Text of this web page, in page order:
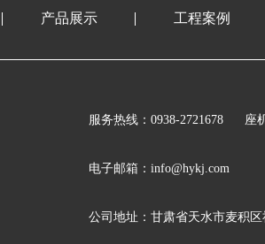
产品展示 工程案例
服务热线：0938-2721678 座
电子邮箱：info@hykj.com
公司地址：甘肃省天水市麦积